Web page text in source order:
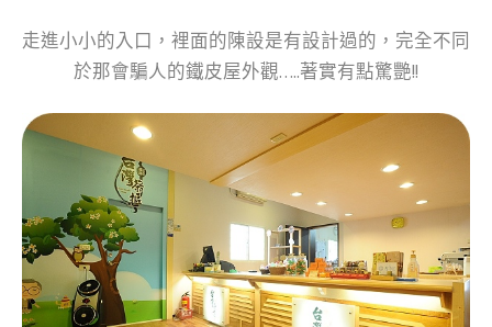
走進小小的入口，裡面的陳設是有設計過的，完全不同
於那會騙人的鐵皮屋外觀…..著實有點驚艷!!